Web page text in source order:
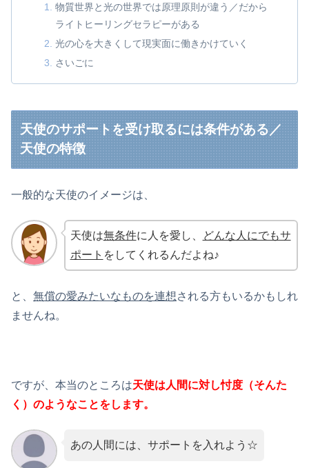
物質世界と光の世界では原理原則が違う／だから
ライトヒーリングセラピーがある
光の心を大きくして現実面に働きかけていく
さいごに
天使のサポートを受け取るには条件がある／
天使の特徴
一般的な天使のイメージは、
天使は無条件に人を愛し、
どんな人にでもサ
ポート をしてくれるんだよね♪
と、 無償の愛みたいなものを連想される方もいるかもしれ
ませんね。
ですが、本当のところは天使は人間に対し忖度（そんた
く）のようなことをします。
あの人間には、サポートを入れよう☆